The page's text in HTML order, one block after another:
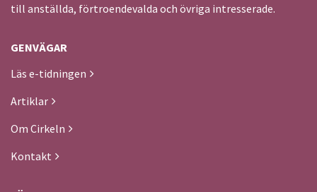
till anställda, förtroendevalda och övriga intresserade.
GENVÄGAR
Läs e-tidningen
Artiklar
Om Cirkeln
Kontakt